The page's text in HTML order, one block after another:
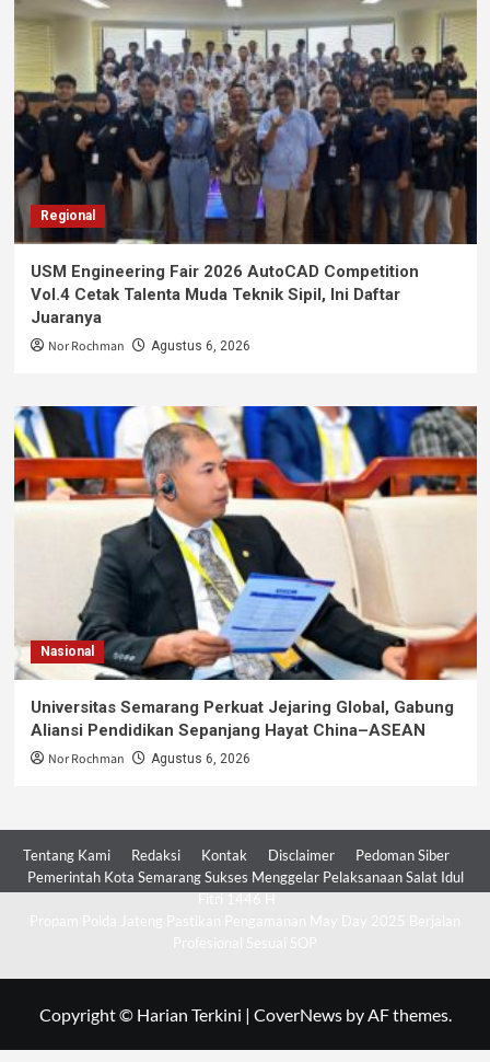
Regional
USM Engineering Fair 2026 AutoCAD Competition
Vol.4 Cetak Talenta Muda Teknik Sipil, Ini Daftar
Juaranya
Nor Rochman Agustus 6, 2026
Nasional
Universitas Semarang Perkuat Jejaring Global, Gabung
Aliansi Pendidikan Sepanjang Hayat China–ASEAN
Nor Rochman Agustus 6, 2026
Tentang Kami Redaksi Kontak Disclaimer
Pedoman Siber
Pemerintah Kota Semarang Sukses Menggelar Pelaksanaan Salat Idul
Copyright © Harian Terkini | CoverNewsby AF themes.